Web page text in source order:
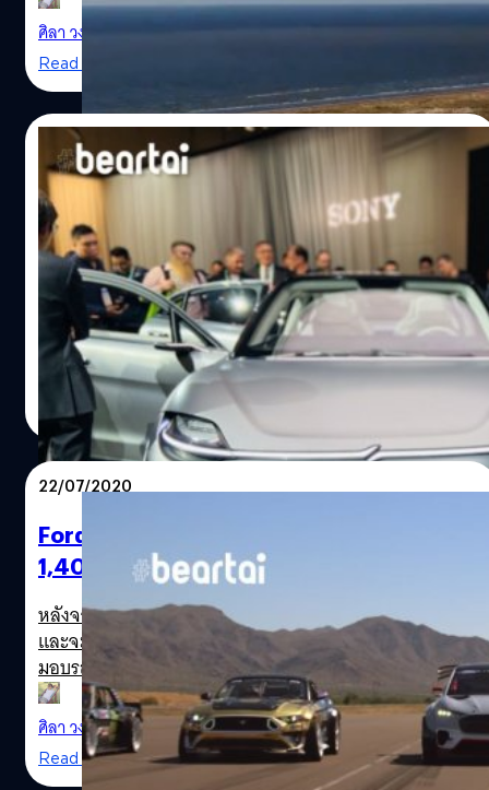
starship sn5
ท้องฟ้าที่ศูนย์ทดสอบใน Boca Chica ได้สูง 150 ม. ด้วยการ
ทดสอบจุดระเบิดเครื่องยนต์ Raptor เพียงตัวเดียวให้ทำงาน
และขับดัน SN5 ลอยพุ่งขึ้นไปในระยะต่ำและกลับมาลงจอดใน
แนวตั้งได้อย่างนิ่มนวล การทดสอบครั้งนี้ต้นแบบ Starship
SN5 มีเฉพาะถังเชื้อเพลิงที่มีความสูง 30 เมตรพร้อมกับได้ติด
ตั้งเครื่องยนต์ Raptor เพียงตัวเดียว ซึ่งยังไม่ได้ติดตั้งส่วนของ
ยานอวกาศและส่วนของครีบ ส่วนในอนาคตการบินขึ้นสู่อวกาศ
จะต้องติดตั้งเครื่องยนต์ Raptor ทั้งหมดถึง 31 เครื่องด้วยกัน
SpaceX เคยสร้างต้นแบบ Starship รุ่นก่อนที่เรียกว่า
Starhopper ซึ่งเคยผ่านการบินทดสอบในระดับความสูง 150
เมตรเมื่อปีที่แล้ว หลังจาก Starhopper ก็ได้มีการสร้างยาน
ต้นแบบใหม่ที่เรียกว่า Starship Mark 1 หรือ MK1 ซึ่งซีอีโอ
สัญญาว่าจะสามารถบินขึ้นไปที่ระยะ 65,000 ฟุตหรือ
ประมาณ 20…
ศิลา วงศ์เจริญ
Read More
30/07/2020
Sony มีแผนเตรียมนำต้นแบบรถยนต์ไฟฟ้า
Vision-S ทดสอบบนถนนสาธารณะ
หลังจากที่ Sony สร้างเสียงฮือฮาในงาน CES 2020 เมื่อเดือน
มกราคมที่ผ่านมาด้วยการเปิดตัวต้นแบบรถยนต์ไฟฟ้า Sony
Vision-S และประกาศว่าจะเข้าร่วมวงการรถยนต์ไฟฟ้าใน
อนาคต แต่ก็ยังไม่มีแผนการผลิตและออกจำหน่ายที่แน่ชัด
ผ่านมาถึงตอนนี้ 6 เดือน Sony ประกาศผ่าน YouTube ว่าได้นำ
ต้นแบบ Vision-S กลับมาที่โตเกียวประเทศญี่ปุ่นเพื่อพัฒนา
เทคโลยีการตรวจจับขั้นสูงและเทคโนโลยีระบบเสียง และขณะ
นี้กำลังอยู่ระหว่างการพัฒนารถยนต์ต้นแบบเพื่อออกมาวิ่ง
ทดสอบบนถนนสาธารณะในปีงบประมาณนี้ Vision-S มา
พร้อมด้วยขุมพลัง 2 มอเตอร์ไฟฟ้าที่แยกกันขับเคลื่อนระหว่าง
ล้อหน้าและล้อหลัง เร่งความเร็วได้ 60 ไมล์ (96.5 กม.) ต่อ
ชั่วโมงในเวลา 4.8 วินาที และวิ่งทำความเร็วได้สูงสุด 149 ไมล์
(240 กม.) ต่อชั่วโมง Sony Vision-S อัดแน่นไปด้วยเซนเซอร์
กว่า 33 จุดทั้งภายในรถและนอกรถเพื่อการขับขี่ด้วยตัวเอง
ประกอบด้วย CMOS, Radar / Ultra Sonic และ Solid State
LiDAR เหมือนมีตาอยู่รอบรถ 360 องศา…
ศิลา วงศ์เจริญ| 2199 days ago
Read More
22/07/2020
Ford ปล่อยคลิปต้นแบบ Mach-E Mustang
1,400 แรงม้าออกมาโชว์การดริฟต์เบิร์นยาง
หลังจากที่ Ford เปิดตัวรถยนต์ SUV ไฟฟ้า Mustang Mach-E
และจะเปิดให้จองผ่านเว็บไซต์ในวันที่ 17 พฤศจิกายนนี้แล้วส่ง
มอบรถในปีหน้า ล่าสุด 21 ก.ค. Ford ได้ปล่อยคลิปโชว์รถยนต์
ต้นแบบ Mach-E 1,400 แรงม้าที่มีฐานมาจาก Mach-E SUV
โดยขับเคลื่อนด้วยมอเตอร์ 7 ตัวที่ใช้พลังงานจากแบตเตอรี
56.8kW ออกมาเร่งระเบิดความเร็วบนสนามแข่ง รวมทั้งโชว์กา
รดริฟต์และเบิร์นยางเอาใจเหล่านักซิ่ง ขุมพลังจากมอเตอร์ 7
ศิลา วงศ์เจริญ| 2208 days ago
Read More